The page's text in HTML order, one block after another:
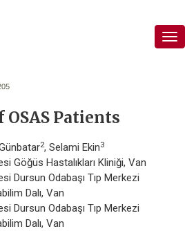
Patients
2, Selami Ekin3
Göğüs Hastalıkları Kliniği, Van
Dursun Odabaşı Tıp Merkezi
Dalı, Van
Dursun Odabaşı Tıp Merkezi
Dalı, Van